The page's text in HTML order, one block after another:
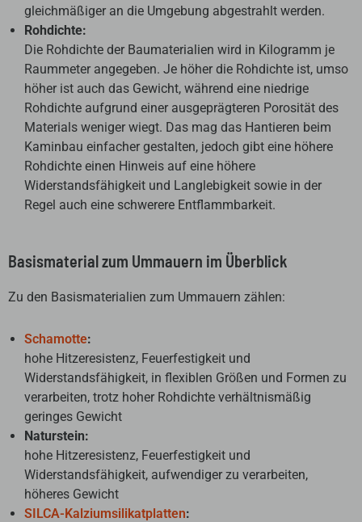
gleichmäßiger an die Umgebung abgestrahlt werden.
Rohdichte:
Die Rohdichte der Baumaterialien wird in Kilogramm je
Raummeter angegeben. Je höher die Rohdichte ist, umso
höher ist auch das Gewicht, während eine niedrige
Rohdichte aufgrund einer ausgeprägteren Porosität des
Materials weniger wiegt. Das mag das Hantieren beim
Kaminbau einfacher gestalten, jedoch gibt eine höhere
Rohdichte einen Hinweis auf eine höhere
Widerstandsfähigkeit und Langlebigkeit sowie in der
Regel auch eine schwerere Entflammbarkeit.
Basismaterial zum Ummauern im Überblick
Zu den Basismaterialien zum Ummauern zählen:
Schamotte:
hohe Hitzeresistenz, Feuerfestigkeit und
Widerstandsfähigkeit, in flexiblen Größen und Formen zu
verarbeiten, trotz hoher Rohdichte verhältnismäßig
geringes Gewicht
Naturstein:
hohe Hitzeresistenz, Feuerfestigkeit und
Widerstandsfähigkeit, aufwendiger zu verarbeiten,
höheres Gewicht
SILCA-Kalziumsilikatplatten: